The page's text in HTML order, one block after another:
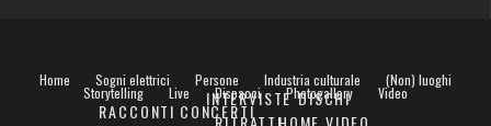
Home Sogni elettrici Persone
INTERVISTE
Industria culturale
DISCHI
(Non) luoghi
Storytelling
RACCONTI
Live
CONCERTI
Dispacci Photogallery Video